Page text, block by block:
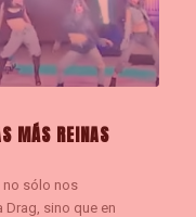
MÁS REINAS
no sólo nos
Drag, sino que en